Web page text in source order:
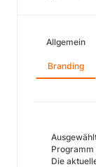
Allgemein
Branding
Die